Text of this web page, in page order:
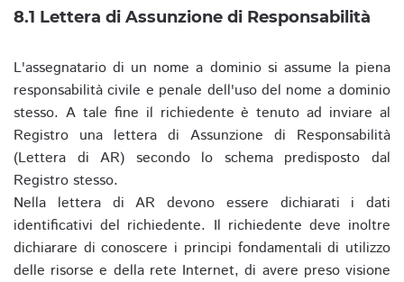
8.1 Lettera di Assunzione di Responsabilità
L'assegnatario di un nome a dominio si assume la piena
responsabilità civile e penale dell'uso del nome a dominio
stesso. A tale fine il richiedente è tenuto ad inviare al
Registro una lettera di Assunzione di Responsabilità
(Lettera di AR) secondo lo schema predisposto dal
Registro stesso.
Nella lettera di AR devono essere dichiarati i dati
identificativi del richiedente. Il richiedente deve inoltre
dichiarare di conoscere i principi fondamentali di utilizzo
delle risorse e della rete Internet, di avere preso visione